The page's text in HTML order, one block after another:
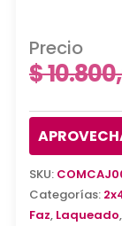
Precio
$
SKU:
Categorías:
Faz, Laqueado,